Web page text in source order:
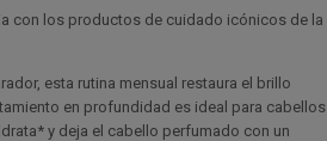
con los productos de cuidado icónicos de la
esta rutina mensual restaura el brillo
en profundidad es ideal para cabellos
y deja el cabello perfumado con un